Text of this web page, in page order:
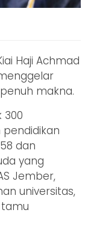
Haji Achmad
makna.
300
dan
yang
Jember,
universitas,